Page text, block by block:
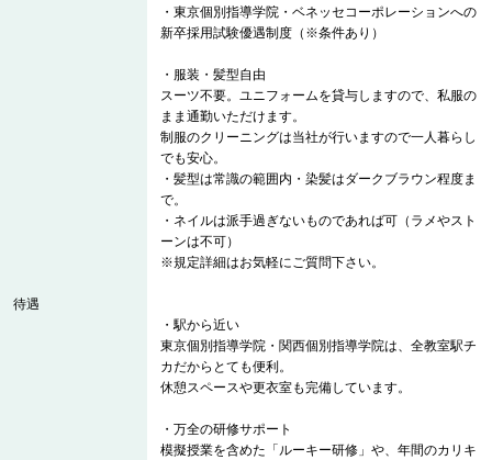
待遇
・東京個別指導学院・ベネッセコーポレーションへの
新卒採用試験優遇制度（※条件あり）
・服装・髪型自由
スーツ不要。ユニフォームを貸与しますので、私服の
まま通勤いただけます。
制服のクリーニングは当社が行いますので一人暮らし
でも安心。
・髪型は常識の範囲内・染髪はダークブラウン程度ま
で。
・ネイルは派手過ぎないものであれば可（ラメやスト
ーンは不可）
※規定詳細はお気軽にご質問下さい。
・駅から近い
東京個別指導学院・関西個別指導学院は、全教室駅チ
カだからとても便利。
休憩スペースや更衣室も完備しています。
・万全の研修サポート
模擬授業を含めた「ルーキー研修」や、年間のカリキ